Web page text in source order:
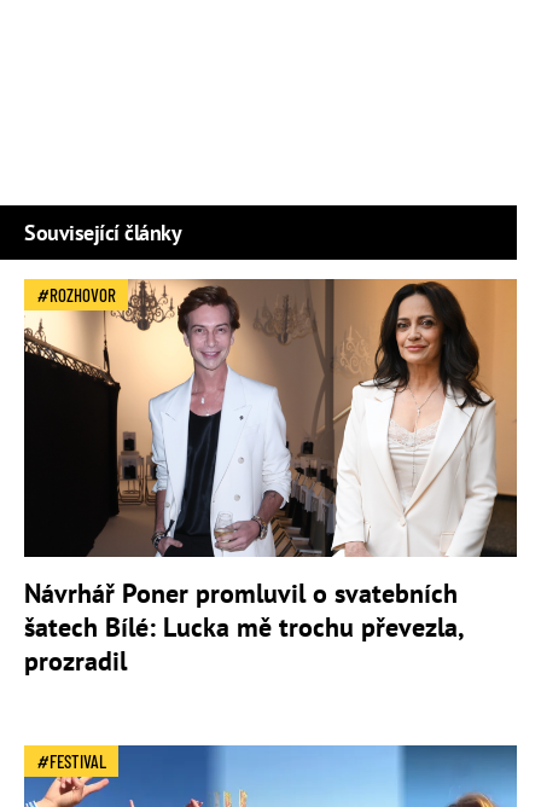
Související články
ROZHOVOR
Návrhář Poner promluvil o svatebních
šatech Bílé: Lucka mě trochu převezla,
prozradil
FESTIVAL